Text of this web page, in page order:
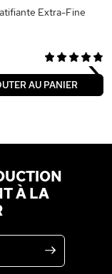
Extra-Fine
AU PANIER ›
À LA